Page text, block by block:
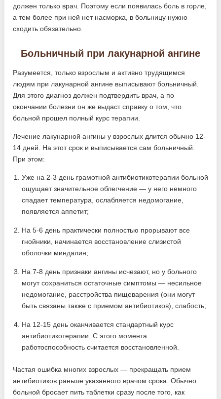
должен только врач. Поэтому если появилась боль в горле,
а тем более при ней нет насморка, в больницу нужно
сходить обязательно.
Больничный при лакунарной ангине
Разумеется, только взрослым и активно трудящимся
людям при лакунарной ангине выписывают больничный.
Для этого диагноз должен подтвердить врач, а по
окончании болезни он же выдаст справку о том, что
больной прошел полный курс терапии.
Лечение лакунарной ангины у взрослых длится обычно 12-
14 дней. На этот срок и выписывается сам больничный.
При этом:
Уже на 2-3 день грамотной антибиотикотерапии больной
ощущает значительное облегчение — у него немного
спадает температура, ослабляется недомогание,
появляется аппетит;
На 5-6 день практически полностью прорывают все
гнойники, начинается восстановление слизистой
оболочки миндалин;
На 7-8 день признаки ангины исчезают, но у больного
могут сохраниться остаточные симптомы — несильное
недомогание, расстройства пищеварения (они могут
быть связаны также с приемом антибиотиков), слабость;
На 12-15 день оканчивается стандартный курс
антибиотикотерапии. С этого момента
работоспособность считается восстановленной.
Частая ошибка многих взрослых — прекращать прием
антибиотиков раньше указанного врачом срока. Обычно
больной бросает пить таблетки сразу после того, как